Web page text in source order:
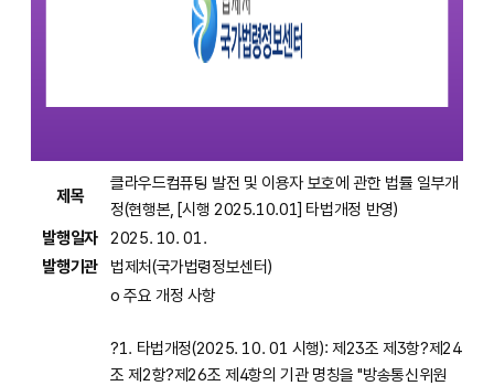
제목
클라우드컴퓨팅 발전 및 이용자 보호에 관한 법률 일부개
정(현행본, [시행 2025.10.01] 타법개정 반영)
발행일자
2025. 10. 01.
발행기관
법제처(국가법령정보센터)
o 주요 개정 사항
?1. 타법개정(2025. 10. 01 시행): 제23조 제3항?제24
조 제2항?제26조 제4항의 기관 명칭을 "방송통신위원